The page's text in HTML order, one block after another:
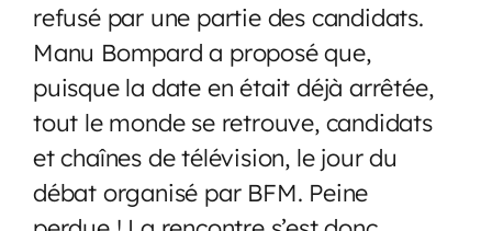
refusé par une partie des candidats.
Manu Bompard a proposé que,
puisque la date en était déjà arrêtée,
tout le monde se retrouve, candidats
et chaînes de télévision, le jour du
débat organisé par BFM. Peine